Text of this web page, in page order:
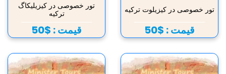
تور خصوصی در کیزیلوت ترکیه
قیمت : $50
تور خصوصی در کیزیلیکاگ
ترکیه
قیمت : $50